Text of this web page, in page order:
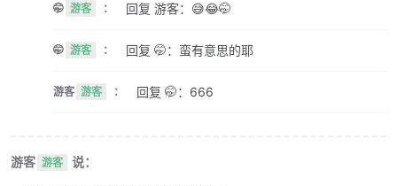
🤭 游客 ： 回复 游客：😅😂🤭
🤭 游客 ： 回复 🤭：蛮有意思的耶
游客 游客 ： 回复 🤭：666
游客 游客 说：